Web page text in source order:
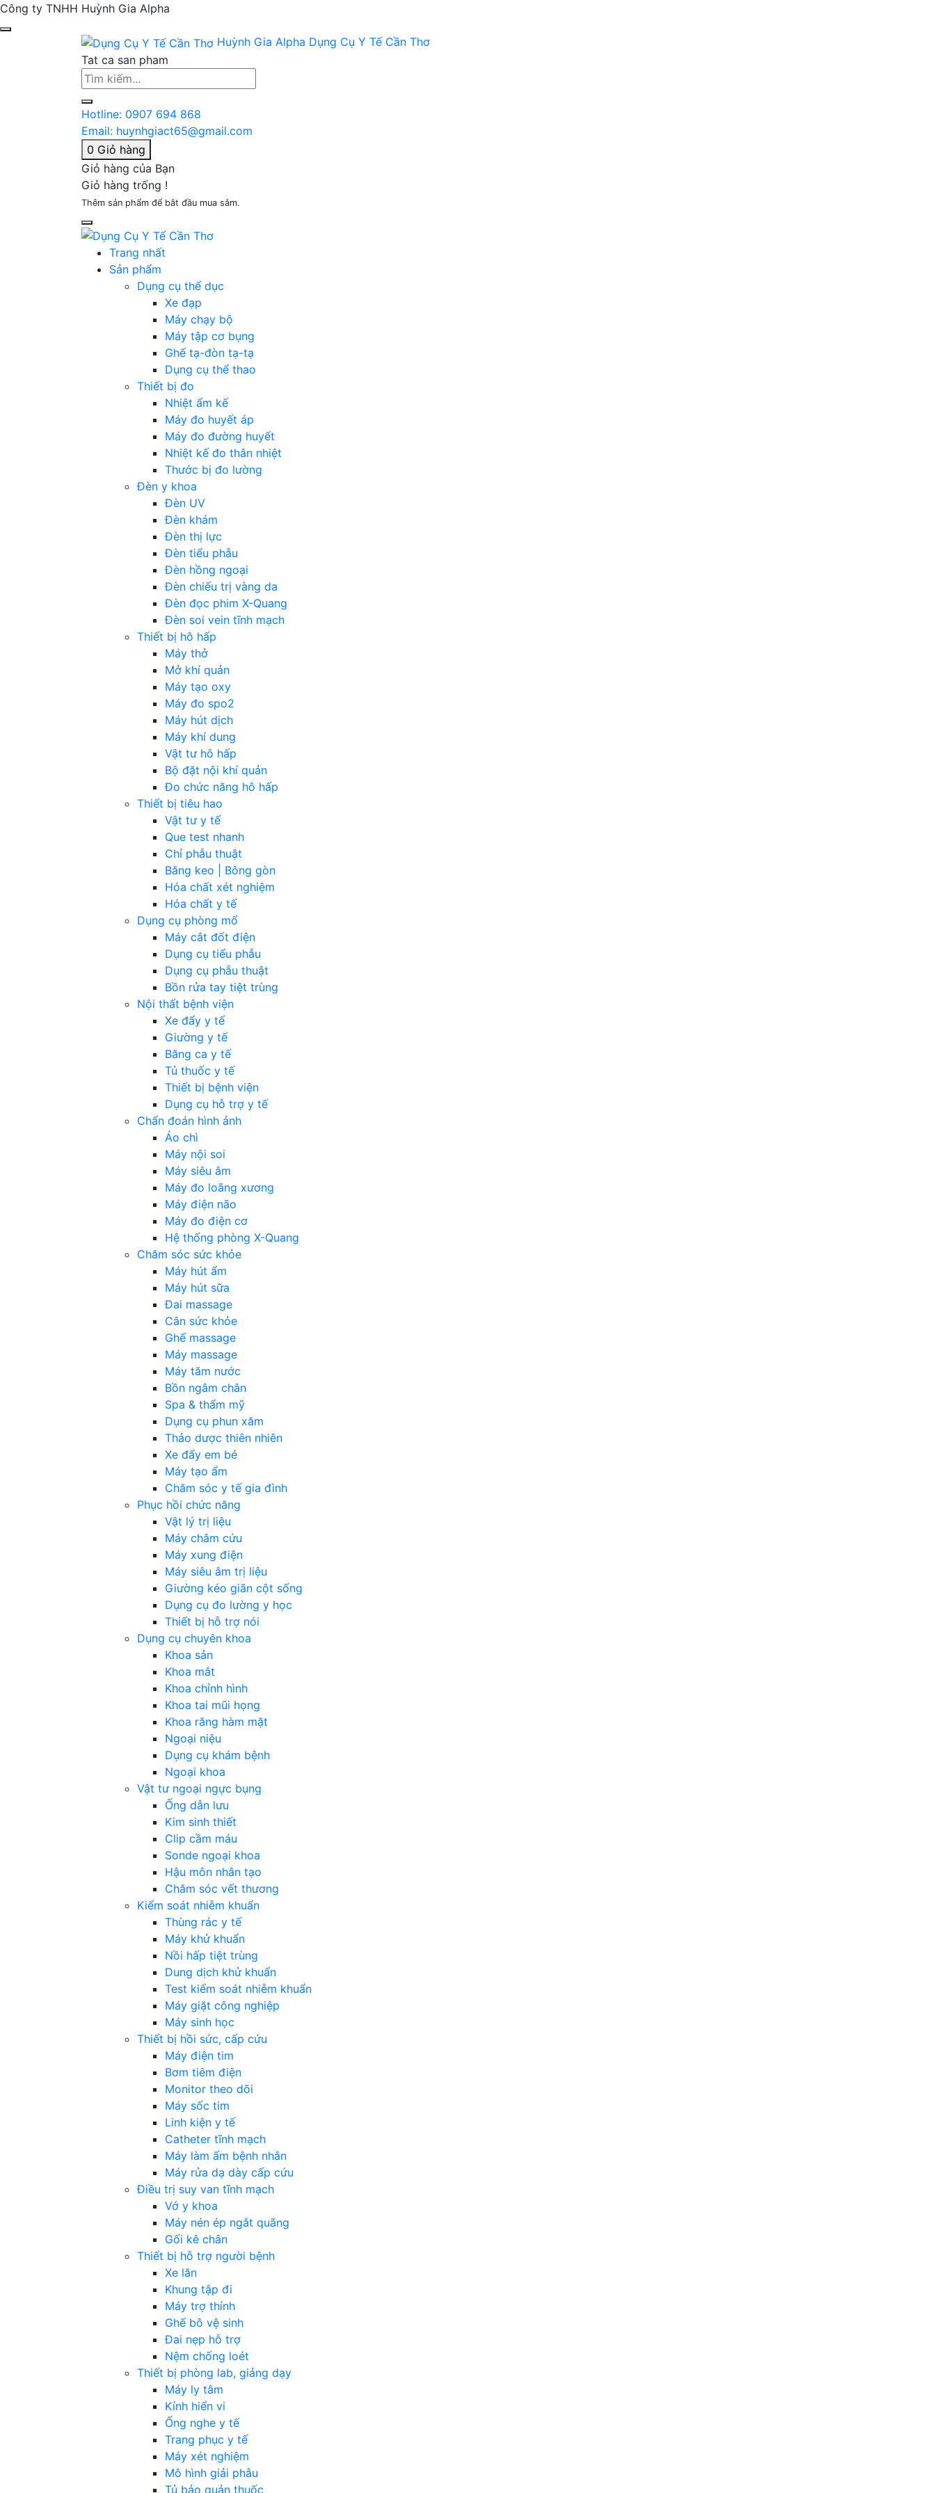
Công ty TNHH Huỳnh Gia Alpha
Huỳnh Gia Alpha Dụng Cụ Y Tế Cần Thơ
Tat ca san pham
Hotline: 0907 694 868
Email: huynhgiact65@gmail.com
0 Giỏ hàng
Giỏ hàng của Bạn
Giỏ hàng trống !
Thêm sản phẩm để bắt đầu mua sắm.
Trang nhất
Sản phẩm
Dụng cụ thể dục
Xe đạp
Máy chạy bộ
Máy tập cơ bụng
Ghế tạ-đòn tạ-tạ
Dụng cụ thể thao
Thiết bị đo
Nhiệt ẩm kế
Máy đo huyết áp
Máy đo đường huyết
Nhiệt kế đo thân nhiệt
Thước bị đo lường
Đèn y khoa
Đèn UV
Đèn khám
Đèn thị lực
Đèn tiểu phẫu
Đèn hồng ngoại
Đèn chiếu trị vàng da
Đèn đọc phim X-Quang
Đèn soi vein tĩnh mạch
Thiết bị hô hấp
Máy thở
Mở khí quản
Máy tạo oxy
Máy đo spo2
Máy hút dịch
Máy khí dung
Vật tư hô hấp
Bộ đặt nội khí quản
Đo chức năng hô hấp
Thiết bị tiêu hao
Vật tư y tế
Que test nhanh
Chỉ phẫu thuật
Băng keo | Bông gòn
Hóa chất xét nghiệm
Hóa chất y tế
Dụng cụ phòng mổ
Máy cắt đốt điện
Dụng cụ tiểu phẫu
Dụng cụ phẫu thuật
Bồn rửa tay tiệt trùng
Nội thất bệnh viện
Xe đẩy y tế
Giường y tế
Băng ca y tế
Tủ thuốc y tế
Thiết bị bệnh viện
Dụng cụ hỗ trợ y tế
Chẩn đoán hình ảnh
Áo chì
Máy nội soi
Máy siêu âm
Máy đo loãng xương
Máy điện não
Máy đo điện cơ
Hệ thống phòng X-Quang
Chăm sóc sức khỏe
Máy hút ẩm
Máy hút sữa
Đai massage
Cân sức khỏe
Ghế massage
Máy massage
Máy tăm nước
Bồn ngâm chân
Spa & thẩm mỹ
Dụng cụ phun xăm
Thảo dược thiên nhiên
Xe đẩy em bé
Máy tạo ẩm
Chăm sóc y tế gia đình
Phục hồi chức năng
Vật lý trị liệu
Máy châm cứu
Máy xung điện
Máy siêu âm trị liệu
Giường kéo giãn cột sống
Dụng cụ đo lường y học
Thiết bị hỗ trợ nói
Dụng cụ chuyên khoa
Khoa sản
Khoa mắt
Khoa chỉnh hình
Khoa tai mũi họng
Khoa răng hàm mặt
Ngoại niệu
Dụng cụ khám bệnh
Ngoại khoa
Vật tư ngoại ngực bụng
Ống dẫn lưu
Kim sinh thiết
Clip cầm máu
Sonde ngoại khoa
Hậu môn nhân tạo
Chăm sóc vết thương
Kiểm soát nhiễm khuẩn
Thùng rác y tế
Máy khử khuẩn
Nồi hấp tiệt trùng
Dung dịch khử khuẩn
Test kiểm soát nhiễm khuẩn
Máy giặt công nghiệp
Máy sinh học
Thiết bị hồi sức, cấp cứu
Máy điện tim
Bơm tiêm điện
Monitor theo dõi
Máy sốc tim
Linh kiện y tế
Catheter tĩnh mạch
Máy làm ấm bệnh nhân
Máy rửa dạ dày cấp cứu
Điều trị suy van tĩnh mạch
Vớ y khoa
Máy nén ép ngắt quãng
Gối kê chân
Thiết bị hỗ trợ người bệnh
Xe lăn
Khung tập đi
Máy trợ thính
Ghế bô vệ sinh
Đai nẹp hỗ trợ
Nệm chống loét
Thiết bị phòng lab, giảng dạy
Máy ly tâm
Kính hiển vi
Ống nghe y tế
Trang phục y tế
Máy xét nghiệm
Mô hình giải phẫu
Tủ bảo quản thuốc